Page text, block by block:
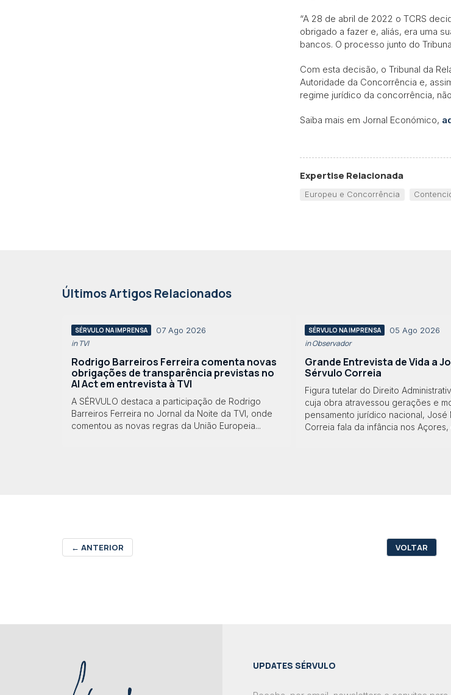
“A 28 de abril de 2022 o TCRS
obrigado a fazer e, aliás, era uma
bancos. O processo junto do
Com esta decisão, o Tribunal da
Autoridade da Concorrência e,
regime jurídico da concorrência,
Saiba mais em Jornal Económico,
Expertise Relacionada
Europeu e Concorrência
Últimos Artigos Relacionados
SÉRVULO NA IMPRENSA 07 Ago 2026
in TVI
Rodrigo Barreiros Ferreira comenta novas
obrigações de transparência previstas no
AI Act em entrevista à TVI
A SÉRVULO destaca a participação de Rodrigo
Barreiros Ferreira no Jornal da Noite da TVI, onde
comentou as novas regras da União Europeia...
SÉRVULO NA IMPRENSA 05 Ago 2026
in Observador
Grande Entrevista de Vida a
Sérvulo Correia
Figura tutelar do Direito
cuja obra atravessou gerações e
pensamento jurídico nacional, José
Correia fala da infância nos Açores,
← ANTERIOR VOLTAR
UPDATES SÉRVULO